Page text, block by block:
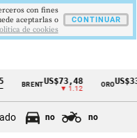
BRENTUS$73,48
▼ 1.12
ORO
no no
con fines
aceptarlas o
de cookies
CONTINUAR